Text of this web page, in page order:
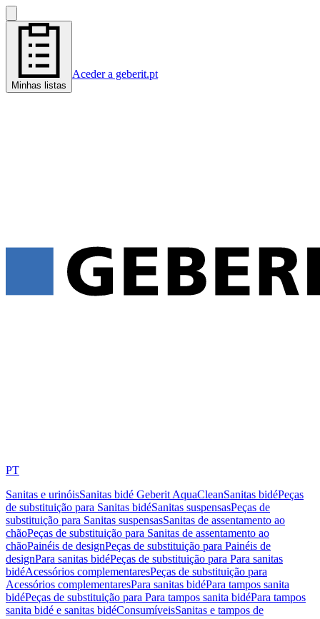
Minhas listas
Aceder a geberit.pt
PT
Sanitas e urinóisSanitas bidé Geberit AquaCleanSanitas bidéPeças
de substituição para Sanitas bidéSanitas suspensasPeças de
substituição para Sanitas suspensasSanitas de assentamento ao
chãoPeças de substituição para Sanitas de assentamento ao
chãoPainéis de designPeças de substituição para Painéis de
designPara sanitas bidéPeças de substituição para Para sanitas
bidéAcessórios complementaresPeças de substituição para
Acessórios complementaresPara sanitas bidéPara tampos sanita
bidéPeças de substituição para Para tampos sanita bidéPara tampos
sanita bidé e sanitas bidéConsumíveisSanitas e tampos de